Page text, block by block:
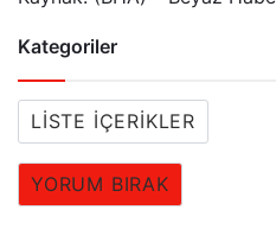
Kategoriler
LISTE İÇERIKLER
YORUM BIRAK